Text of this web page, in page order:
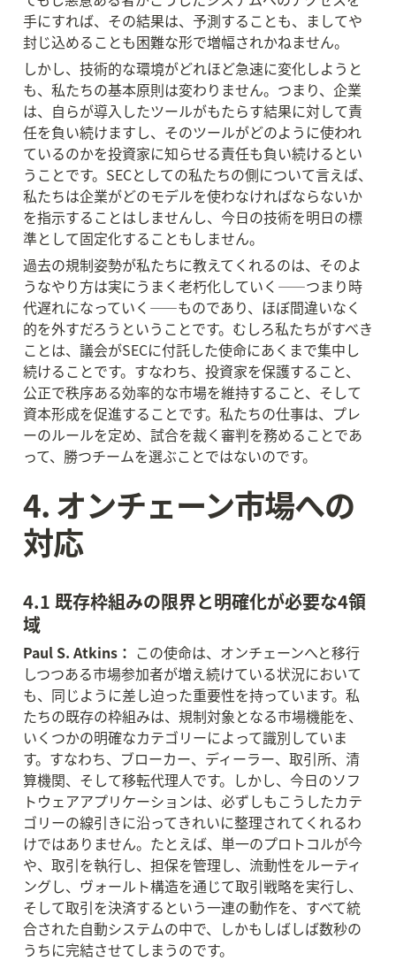
手にすれば、その結果は、予測することも、ましてや
封じ込めることも困難な形で増幅されかねません。
しかし、技術的な環境がどれほど急速に変化しようと
も、私たちの基本原則は変わりません。つまり、企業
は、自らが導入したツールがもたらす結果に対して責
任を負い続けますし、そのツールがどのように使われ
ているのかを投資家に知らせる責任も負い続けるとい
うことです。SECとしての私たちの側について言えば、
私たちは企業がどのモデルを使わなければならないか
を指示することはしませんし、今日の技術を明日の標
準として固定化することもしません。
過去の規制姿勢が私たちに教えてくれるのは、そのよ
うなやり方は実にうまく老朽化していく——つまり時
代遅れになっていく——ものであり、ほぼ間違いなく
的を外すだろうということです。むしろ私たちがすべき
ことは、議会がSECに付託した使命にあくまで集中し
続けることです。すなわち、投資家を保護すること、
公正で秩序ある効率的な市場を維持すること、そして
資本形成を促進することです。私たちの仕事は、プレ
ーのルールを定め、試合を裁く審判を務めることであ
って、勝つチームを選ぶことではないのです。
4. オンチェーン市場への
対応
4.1 既存枠組みの限界と明確化が必要な4領
域
Paul S. Atkins： この使命は、オンチェーンへと移行
しつつある市場参加者が増え続けている状況において
も、同じように差し迫った重要性を持っています。私
たちの既存の枠組みは、規制対象となる市場機能を、
いくつかの明確なカテゴリーによって識別していま
す。すなわち、ブローカー、ディーラー、取引所、清
算機関、そして移転代理人です。しかし、今日のソフ
トウェアアプリケーションは、必ずしもこうしたカテ
ゴリーの線引きに沿ってきれいに整理されてくれるわ
けではありません。たとえば、単一のプロトコルが今
や、取引を執行し、担保を管理し、流動性をルーティ
ングし、ヴォールト構造を通じて取引戦略を実行し、
そして取引を決済するという一連の動作を、すべて統
合された自動システムの中で、しかもしばしば数秒の
うちに完結させてしまうのです。